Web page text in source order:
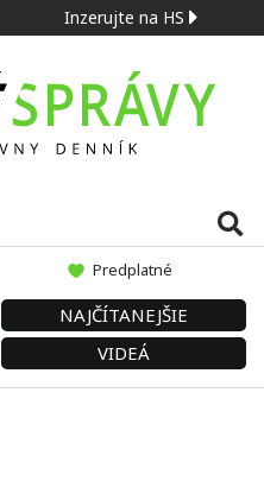
Inzerujte na HS
Predplatné
NAJČÍTANEJŠIE
VIDEÁ